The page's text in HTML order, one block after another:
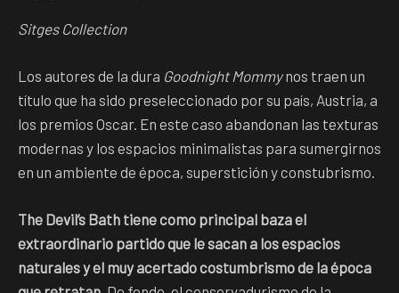
Sitges Collection
Los autores de la dura Goodnight Mommynos traen un
título que ha sido preseleccionado por su país, Austria, a
los premios Oscar. En este caso abandonan las texturas
modernas y los espacios minimalistas para sumergirnos
en un ambiente de época, superstición y constubrismo.
The Devil’s Bath tiene como principal baza el
extraordinario partido que le sacan a los espacios
naturales y el muy acertado costumbrismo de la época